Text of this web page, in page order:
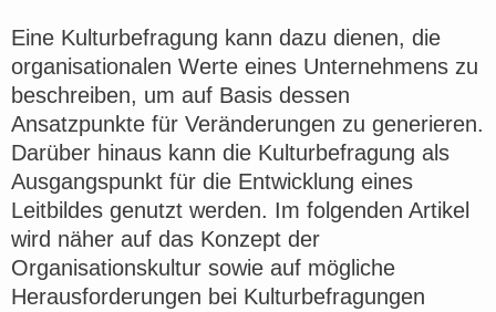
Eine Kulturbefragung kann dazu dienen, die
organisationalen Werte eines Unternehmens zu
beschreiben, um auf Basis dessen
Ansatzpunkte für Veränderungen zu generieren.
Darüber hinaus kann die Kulturbefragung als
Ausgangspunkt für die Entwicklung eines
Leitbildes genutzt werden. Im folgenden Artikel
wird näher auf das Konzept der
Organisationskultur sowie auf mögliche
Herausforderungen bei Kulturbefragungen